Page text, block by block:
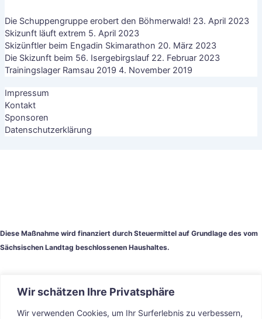
Wir schätzen Ihre Privatsphäre
Wir verwenden Cookies, um Ihr Surferlebnis zu verbessern,
Die Schuppengruppe erobert den Böhmerwald! 23. April 2023
Skizunft läuft extrem 5. April 2023
Skizünftler beim Engadin Skimarathon 20. März 2023
Die Skizunft beim 56. Isergebirgslauf 22. Februar 2023
Trainingslager Ramsau 2019 4. November 2019
Impressum
Kontakt
Sponsoren
Datenschutzerklärung
Diese Maßnahme wird finanziert durch Steuermittel auf Grundlage des vom
Sächsischen Landtag beschlossenen Haushaltes.